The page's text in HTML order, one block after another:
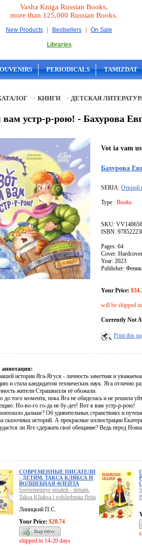
Vasha Kniga Russian Books,
more than 125,000 Russian Books.
New Products | Bestsellers | On Sale
Libraries
PERIODICALS TAMIZDAT
КНИГИ ДЕТСКАЯ
вам устр-р-рою! - Бахурова
Vot ia vam
Бахурова
SERIA: Открой
Type : Books
SKU:
ISBN:
Pages: 64
Cover: Hardcover
Year: 2023
Publisher:
Your Price:
will be shipped
Currently Not
Print this
истории Яга-Ягуся - личность заметная и
и стала кандидатом технических наук. Яга отлично
жители Страшвилля её обожали.
до того момента, пока Яга не обиделась и не решила
Но-во-го го-да не бу-дет! Вот я вам устр-р-рою!
дальше? Об удивительных странствиях и
сказочных историй. А прекрасные иллюстрации
ли Яге сдержать своё обещание? Ведь перед
СОВРЕМЕННЫЕ ПИСАТЕЛИ
- ДЕТЯМ. ТАКСА КЛЯКСА И
ВОЛШЕБНАЯ ФЛЕЙТА
Sovremennye pisateli - detiam.
Taksa Kliaksa i volshebnaia fleita
Линицкий П.С.
Your Price: $28.74
shipped in 14-20 days